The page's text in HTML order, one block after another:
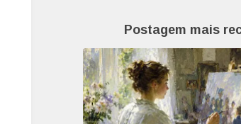
Postagem mais